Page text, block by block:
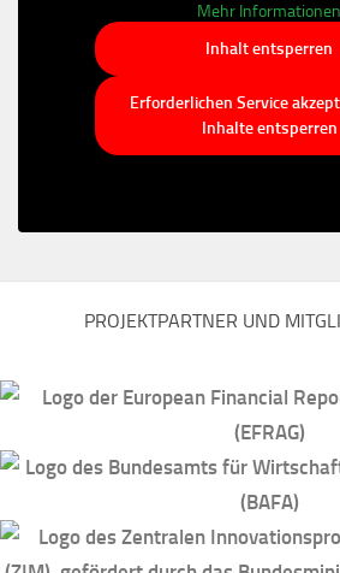
Mehr Informationen
Inhalt entsperren
Erforderlichen Service
Inhalte entsperren
PROJEKTPARTNER UND